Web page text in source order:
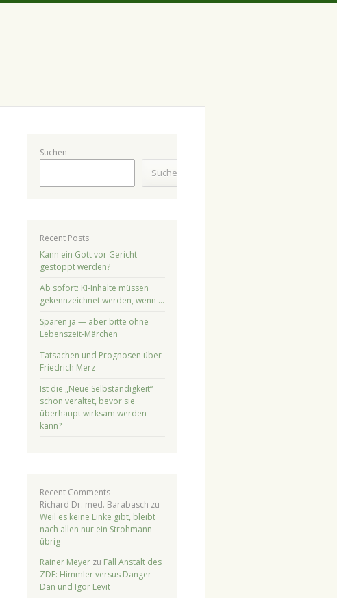
Suchen
Suchen
Recent Posts
Kann ein Gott vor Gericht
gestoppt werden?
Ab sofort: KI-Inhalte müssen
gekennzeichnet werden, wenn …
Sparen ja — aber bitte ohne
Lebenszeit-Märchen
Tatsachen und Prognosen über
Friedrich Merz
Ist die „Neue Selbständigkeit“
schon veraltet, bevor sie
überhaupt wirksam werden
kann?
Recent Comments
Richard Dr. med. Barabasch zu
Weil es keine Linke gibt, bleibt
nach allen nur ein Strohmann
übrig
Rainer Meyerzu Fall Anstalt des
ZDF: Himmler versus Danger
Dan und Igor Levit